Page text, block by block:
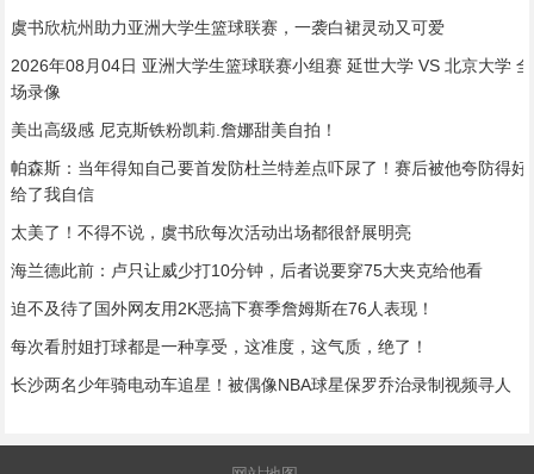
虞书欣杭州助力亚洲大学生篮球联赛，一袭白裙灵动又可爱
2026年08月04日 亚洲大学生篮球联赛小组赛 延世大学 VS 北京大学 全
场录像
美出高级感 尼克斯铁粉凯莉.詹娜甜美自拍！
帕森斯：当年得知自己要首发防杜兰特差点吓尿了！赛后被他夸防得好
给了我自信
太美了！不得不说，虞书欣每次活动出场都很舒展明亮
海兰德此前：卢只让威少打10分钟，后者说要穿75大夹克给他看
迫不及待了国外网友用2K恶搞下赛季詹姆斯在76人表现！
每次看肘姐打球都是一种享受，这准度，这气质，绝了！
长沙两名少年骑电动车追星！被偶像NBA球星保罗乔治录制视频寻人